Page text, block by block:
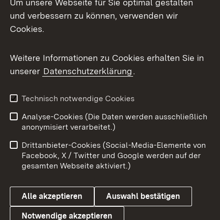
Facebook
X / Twitter
Youtube
Impressum
Kontakt
Barrierefreiheit
Datenschutz
Cookies
Um unsere Webseite für Sie optimal gestalten
und verbessern zu können, verwenden wir
Cookies.
Weitere Informationen zu Cookies erhalten Sie in
unserer Datenschutzerklärung.
Technisch notwendige Cookies
Analyse-Cookies (Die Daten werden ausschließlich
anonymisiert verarbeitet.)
Drittanbieter-Cookies (Social-Media-Elemente von
Facebook, X / Twitter und Google werden auf der
gesamten Webseite aktiviert.)
Alle akzeptieren Auswahl bestätigen
Notwendige akzeptieren